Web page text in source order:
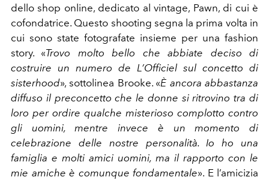
dello shop online, dedicato al vintage, Pawn, di cui è
cofondatrice. Questo shooting segna la prima volta in
cui sono state fotografate insieme per una fashion
story. «Trovo molto bello che abbiate deciso di
costruire un numero de L’Officiel sul concetto di
sisterhood», sottolinea Brooke. «È ancora abbastanza
diffuso il preconcetto che le donne si ritrovino tra di
loro per ordire qualche misterioso complotto contro
gli uomini, mentre invece è un momento di
celebrazione delle nostre personalità. Io ho una
famiglia e molti amici uomini, ma il rapporto con le
mie amiche è comunque fondamentale». E l’amicizia